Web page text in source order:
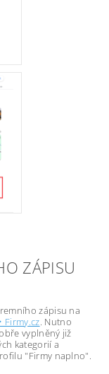
ZÁPISU
zápisu na
Firmy.cz. Nutno
vyplněný již
kategorií a
"Firmy naplno".